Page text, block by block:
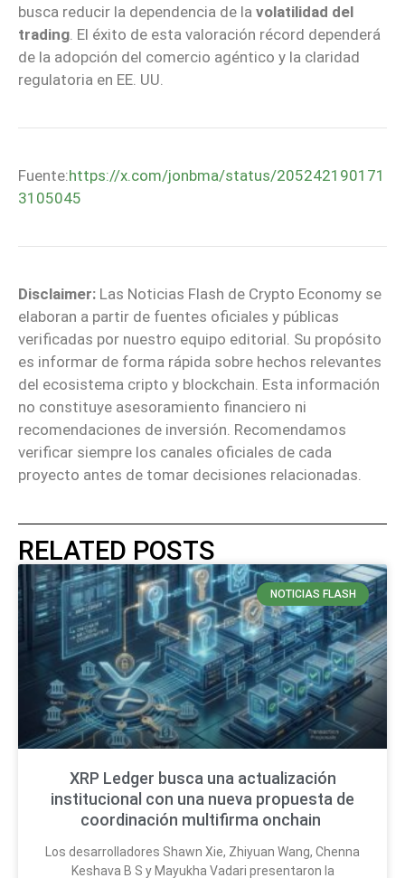
busca reducir la dependencia de la volatilidad del
trading. El éxito de esta valoración récord dependerá
de la adopción del comercio agéntico y la claridad
regulatoria en EE. UU.
Fuente:https://x.com/jonbma/status/205242190171
3105045
Disclaimer: Las Noticias Flash de Crypto Economy se
elaboran a partir de fuentes oficiales y públicas
verificadas por nuestro equipo editorial. Su propósito
es informar de forma rápida sobre hechos relevantes
del ecosistema cripto y blockchain. Esta información
no constituye asesoramiento financiero ni
recomendaciones de inversión. Recomendamos
verificar siempre los canales oficiales de cada
proyecto antes de tomar decisiones relacionadas.
RELATED POSTS
NOTICIAS FLASH
XRP Ledger busca una actualización
institucional con una nueva propuesta de
coordinación multifirma onchain
Los desarrolladores Shawn Xie, Zhiyuan Wang, Chenna
Keshava B S y Mayukha Vadari presentaron la